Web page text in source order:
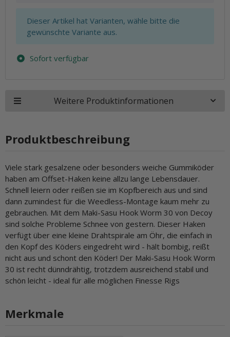
x
Dieser Artikel hat Varianten, wähle bitte die
gewünschte Variante aus.
Sofort verfügbar
Weitere Produktinformationen
Produktbeschreibung
Viele stark gesalzene oder besonders weiche Gummiköder
haben am Offset-Haken keine allzu lange Lebensdauer.
Schnell leiern oder reißen sie im Kopfbereich aus und sind
dann zumindest für die Weedless-Montage kaum mehr zu
gebrauchen. Mit dem Maki-Sasu Hook Worm 30 von Decoy
sind solche Probleme Schnee von gestern. Dieser Haken
verfügt über eine kleine Drahtspirale am Öhr, die einfach in
den Kopf des Köders eingedreht wird - hält bombig, reißt
nicht aus und schont den Köder! Der Maki-Sasu Hook Worm
30 ist recht dünndrähtig, trotzdem ausreichend stabil und
schön leicht - ideal für alle möglichen Finesse Rigs
Merkmale